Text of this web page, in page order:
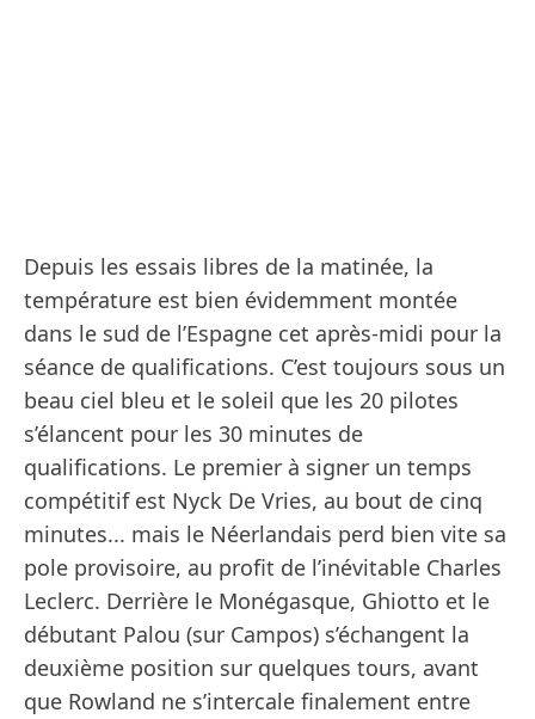
Depuis les essais libres de la matinée, la
température est bien évidemment montée
dans le sud de l’Espagne cet après-midi pour la
séance de qualifications. C’est toujours sous un
beau ciel bleu et le soleil que les 20 pilotes
s’élancent pour les 30 minutes de
qualifications. Le premier à signer un temps
compétitif est Nyck De Vries, au bout de cinq
minutes... mais le Néerlandais perd bien vite sa
pole provisoire, au profit de l’inévitable Charles
Leclerc. Derrière le Monégasque, Ghiotto et le
débutant Palou (sur Campos) s’échangent la
deuxième position sur quelques tours, avant
que Rowland ne s’intercale finalement entre